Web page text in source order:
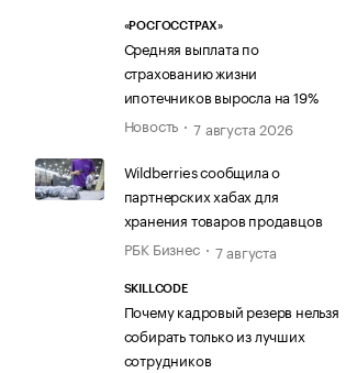
«РОСГОССТРАХ»
Средняя выплата по
страхованию жизни
ипотечников выросла на 19%
Новость
7 августа 2026
Wildberries сообщила о
партнерских хабах для
хранения товаров продавцов
РБК Бизнес
7 августа
SKILLCODE
Почему кадровый резерв нельзя
собирать только из лучших
сотрудников